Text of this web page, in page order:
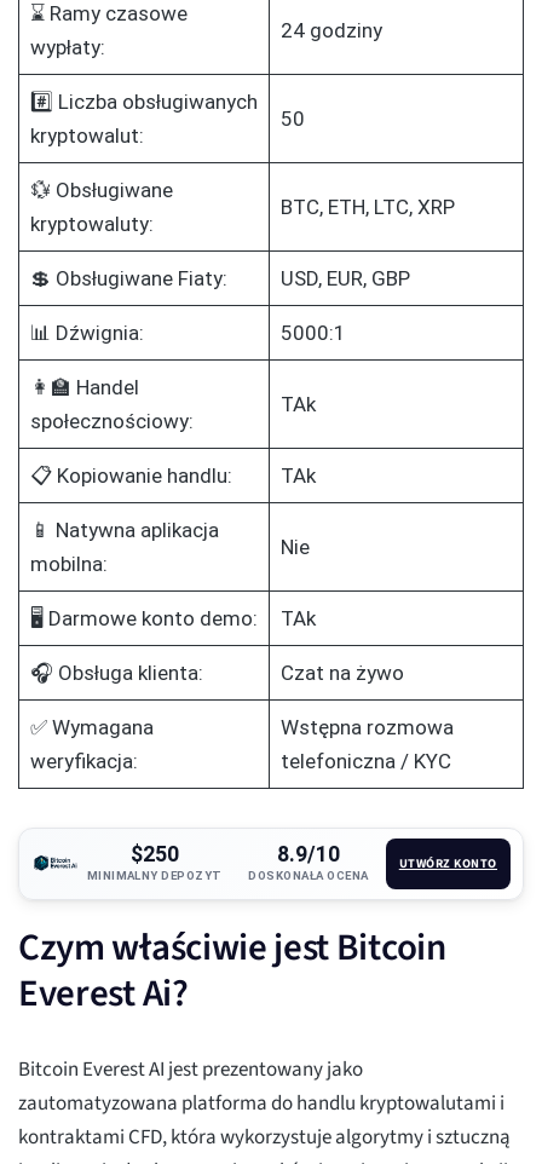
⌛ Ramy czasowe
wypłaty:
24 godziny
#️⃣ Liczba obsługiwanych
kryptowalut:
50
💱 Obsługiwane
kryptowaluty:
BTC, ETH, LTC, XRP
💲 Obsługiwane Fiaty: USD, EUR, GBP
📊 Dźwignia: 5000:1
👩‍🏫 Handel
społecznościowy:
TAk
📋 Kopiowanie handlu: TAk
📱 Natywna aplikacja
mobilna:
Nie
🖥️ Darmowe konto demo: TAk
🎧 Obsługa klienta: Czat na żywo
✅ Wymagana
weryfikacja:
Wstępna rozmowa
telefoniczna / KYC
$250
MINIMALNY DEPOZYT
8.9/10
DOSKONAŁA OCENA
UTWÓRZ KONTO
Czym właściwie jest Bitcoin
Everest Ai?
Bitcoin Everest AI jest prezentowany jako
zautomatyzowana platforma do handlu kryptowalutami i
kontraktami CFD, która wykorzystuje algorytmy i sztuczną